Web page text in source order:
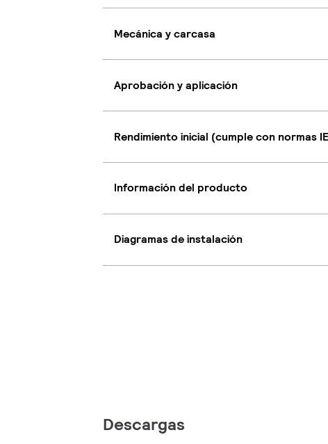
Mecánica y carcasa
Aprobación y aplicación
Rendimiento inicial (cumple con normas
Información del producto
Diagramas de instalación
Descargas